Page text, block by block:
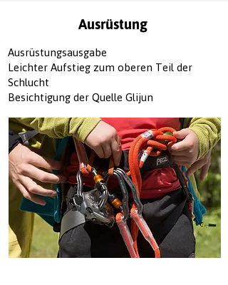
Ausrüstung
Ausrüstungsausgabe
Leichter Aufstieg zum oberen Teil der
Schlucht
Besichtigung der Quelle Glijun